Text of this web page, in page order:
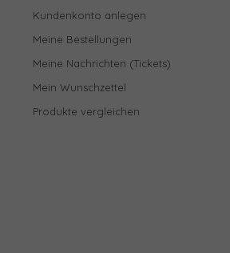
Kundenkonto anlegen
Meine Bestellungen
Meine Nachrichten (Tickets)
Mein Wunschzettel
Produkte vergleichen